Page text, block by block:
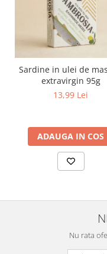
Sardine in ulei de
extravirgin 95g
13,99 Lei
ADAUGA IN COS
Nu rata